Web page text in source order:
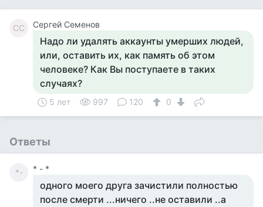
СС Сергей Семенов
Надо ли удалять аккаунты умерших людей,
или, оставить их, как память об этом
человеке? Как Вы поступаете в таких
случаях?
5 лет 997 120 0
Ответы
*- * - *
одного моего друга зачистили полностью
после смерти ...ничего ..не оставили ..а